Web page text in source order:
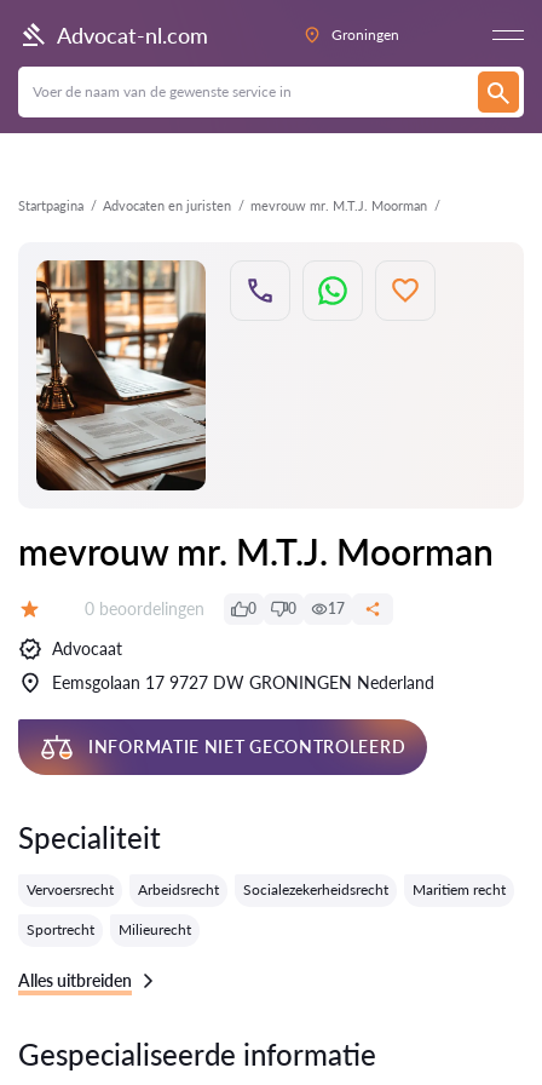
Advocat-nl.com Groningen
Startpagina Advocaten en juristen mevrouw mr. M.T.J. Moorman
Terug
mevrouw mr. M.T.J. Moorman
Getuigenissen:
0 beoordelingen 0 0 17
Advocaat
Eemsgolaan 17 9727 DW GRONINGEN Nederland
INFORMATIE NIET GECONTROLEERD
Specialiteit
Vervoersrecht Arbeidsrecht Socialezekerheidsrecht Maritiem recht
Sportrecht Milieurecht
Alles uitbreiden
Gespecialiseerde informatie